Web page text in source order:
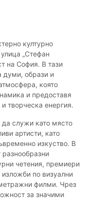
културно
„Стефан
на София. В тази
думи, образи и
която
и предоставя
творческа енергия.
да служи като място
артисти, като
изкуство. В
разнообразни
четения, премиери
изложби по визуални
филми. Чрез
за значими